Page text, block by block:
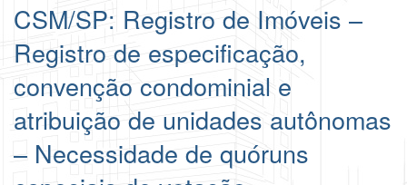
CSM/SP: Registro de Imóveis –
Registro de especificação,
convenção condominial e
atribuição de unidades autônomas
– Necessidade de quóruns